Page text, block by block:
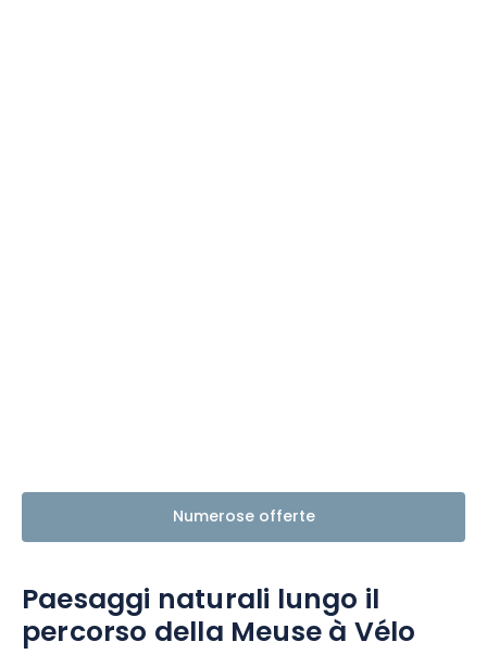
Numerose offerte
Paesaggi naturali lungo il
percorso della Meuse à Vélo